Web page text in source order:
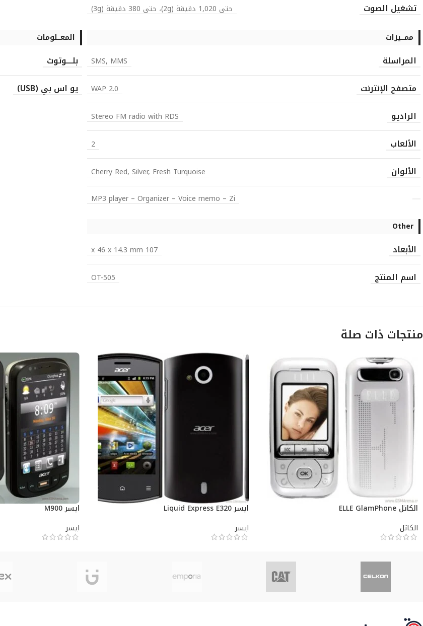
تشغيل الصوت حتى 1,020 دقيقة (2g)، حتى 380 دقيقة (3g)
ممـــيزات
المراسلة SMS, MMS
متصفح الإنترنت WAP 2.0
الراديو Stereo FM radio with RDS
الألعاب 2
الألوان
Cherry Red, Silver, Fresh Turquoise
MP3 player – Organizer – Voice memo – Zi
المعـــلومات
بلــــوتوث
يو اس بي (USB)
Other
الأبعاد 107 x 46 x 14.3 mm
اسم المنتج OT-505
منتجات ذات صلة
الكاتل ELLE GlamPhone
الكاتل
ايسر Liquid Express E320
ايسر
ايسر M900
ايسر